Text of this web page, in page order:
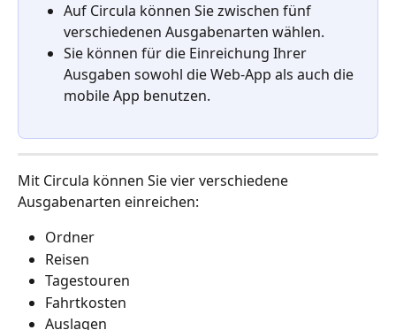
Auf Circula können Sie zwischen fünf
verschiedenen Ausgabenarten wählen.
Sie können für die Einreichung Ihrer
Ausgaben sowohl die Web-App als auch die
mobile App benutzen.
Mit Circula können Sie vier verschiedene
Ausgabenarten einreichen:
Ordner
Reisen
Tagestouren
Fahrtkosten
Auslagen